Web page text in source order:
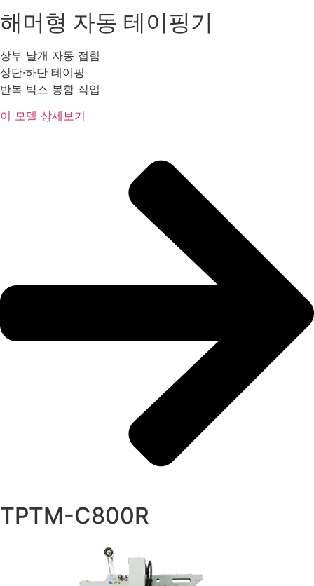
해머형 자동 테이핑기
상부 날개 자동 접힘
상단·하단 테이핑
반복 박스 봉함 작업
이 모델 상세보기
TPTM-C800R